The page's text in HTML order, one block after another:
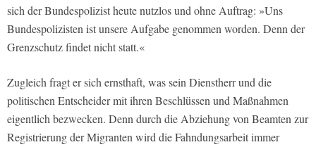
sich der Bundespolizist heute nutzlos und ohne Auftrag: »Uns
Bundespolizisten ist unsere Aufgabe genommen worden. Denn der
Grenzschutz findet nicht statt.«
Zugleich fragt er sich ernsthaft, was sein Dienstherr und die
politischen Entscheider mit ihren Beschlüssen und Maßnahmen
eigentlich bezwecken. Denn durch die Abziehung von Beamten zur
Registrierung der Migranten wird die Fahndungsarbeit immer